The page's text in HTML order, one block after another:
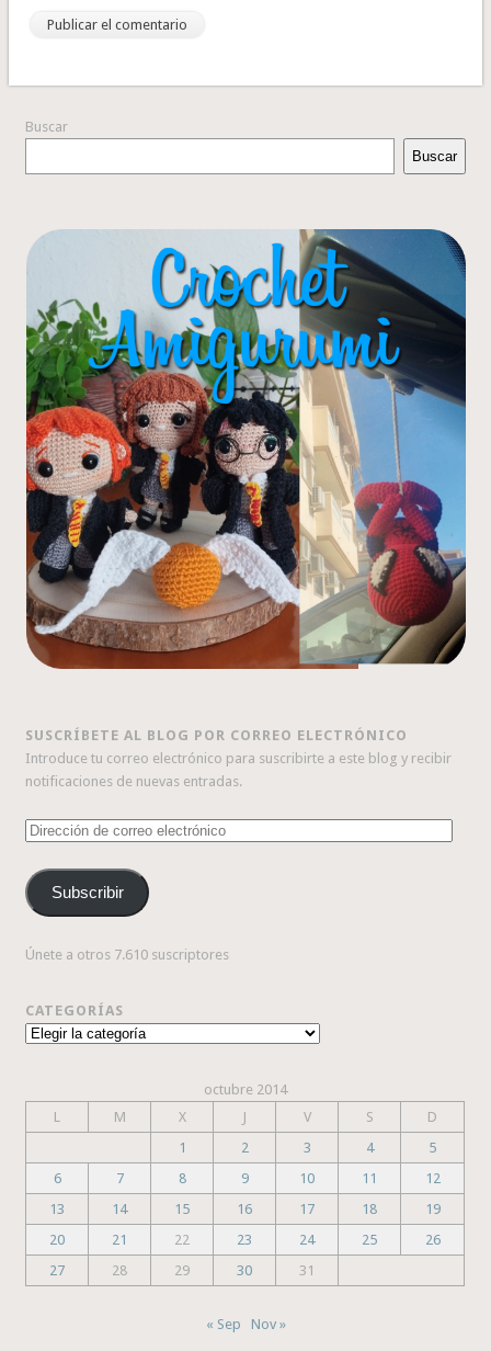
Buscar
Buscar
SUSCRÍBETE AL BLOG POR CORREO ELECTRÓNICO
Introduce tu correo electrónico para suscribirte a este blog y recibir
notificaciones de nuevas entradas.
Dirección
correo
electrónico
Subscribir
Únete a otros 7.610 suscriptores
CATEGORÍAS
Categorías
octubre 2014
L
M X J V S
D
1
2 3 4
5
6
7 8 9 10 11
12
13
14 15 16 17 18
19
20
21 22 23 24 25
26
27
28 29 30 31
« Sep Nov »